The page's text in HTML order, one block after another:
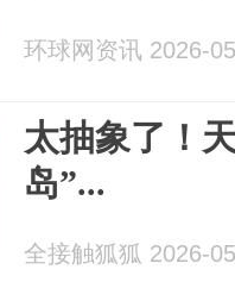
环球网资讯 2026-
太抽象了！
岛”...
全接触狐狐 2026-